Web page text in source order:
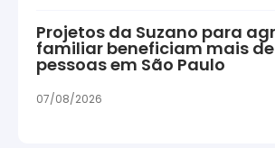
Projetos da Suzano para
familiar beneficiam mais
pessoas em São Paulo
07/08/2026